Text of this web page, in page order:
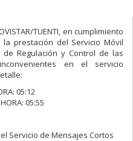
TUENTI, en cumplimiento
prestación del Servicio Móvil
Regulación y Control de las
inconvenientes en el servicio
05:12
05:55
Servicio de Mensajes Cortos